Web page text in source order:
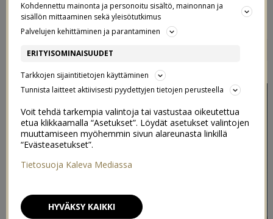
BOOLIBILEET
Kohdennettu mainonta ja personoitu sisältö, mainonnan ja
sisällön mittaaminen sekä yleisötutkimus
Palvelujen kehittäminen ja parantaminen
ERITYISOMINAISUUDET
Tarkkojen sijaintitietojen käyttäminen
Tunnista laitteet aktiivisesti pyydettyjen tietojen perusteella
Voit tehdä tarkempia valintoja tai vastustaa oikeutettua
etua klikkaamalla “Asetukset”. Löydät asetukset valintojen
muuttamiseen myöhemmin sivun alareunasta linkillä
“Evästeasetukset”.
Tietosuoja Kaleva Mediassa
HYVÄKSY KAIKKI